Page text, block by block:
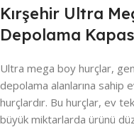
Kırşehir Ultra
Depolama
Ultra mega boy hurçlar,
depolama alanlarına sahip
hurçlardır. Bu hurçlar, ev
büyük miktarlarda ürünü